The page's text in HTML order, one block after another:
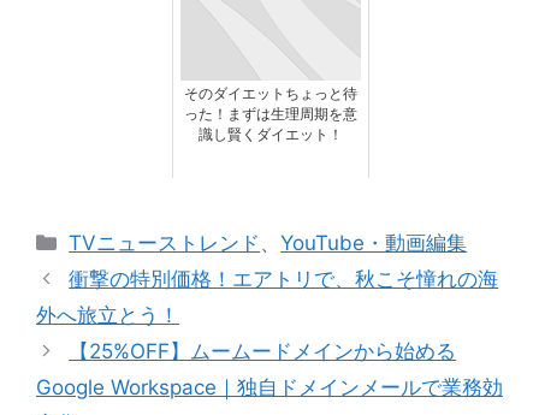
そのダイエットちょっと待
った！まずは生理周期を意
識し賢くダイエット！
カ
テ
ゴ
リ
ー
TVニューストレンド 、YouTube・動画編集
衝撃の特別価格！エアトリで、秋こそ憧れの海
外へ旅立とう！
【25%OFF】ムームードメインから始める
Google Workspace｜独自ドメインメールで業務効